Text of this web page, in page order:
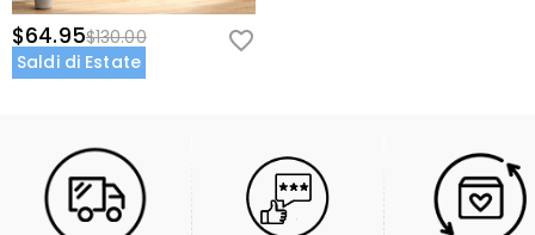
$64.95$130.00
Saldi di Estate